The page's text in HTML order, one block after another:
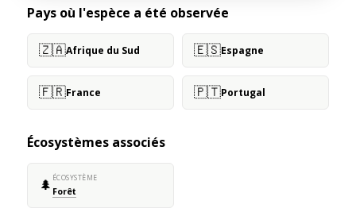
Pays où l'espèce a été observée
🇿🇦Afrique du Sud 🇪🇸Espagne
🇫🇷France 🇵🇹Portugal
Écosystèmes associés
🌲 ÉCOSYSTÈME
Forêt